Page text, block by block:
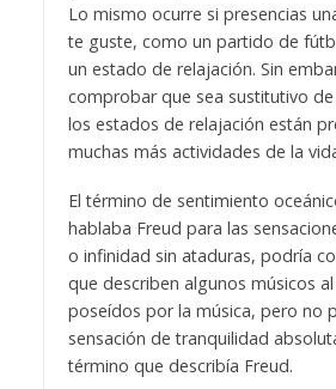
Lo mismo ocurre si presencias
te guste, como un partido de
un estado de relajación. Sin
comprobar que sea sustitutivo
los estados de relajación están
muchas más actividades de la
El término de sentimiento
hablaba Freud para las
o infinidad sin ataduras, podría
que describen algunos músicos
poseídos por la música, pero no
sensación de tranquilidad
término que describía Freud.